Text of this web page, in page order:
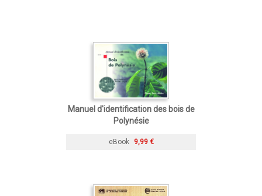
Manuel d'identification des bois de
Polynésie
eBook 9,99 €